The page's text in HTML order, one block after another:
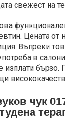
свежест на
Цената от
Въпреки
в
изплати бързо.
чук